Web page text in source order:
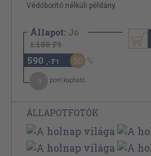
Védőborító nélküli példány.
Állapot: Jó
1.180 Ft
590 ,-Ft 50
pont kapható
ÁLLAPOTFOTÓK